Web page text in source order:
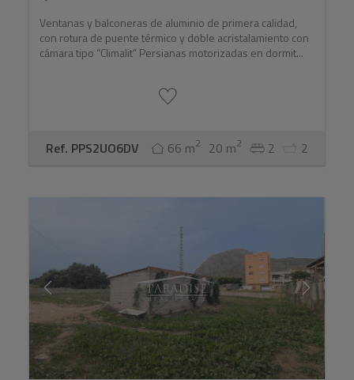
Ventanas y balconeras de aluminio de primera calidad,
con rotura de puente térmico y doble acristalamiento con
cámara tipo “Climalit” Persianas motorizadas en dormit...
Ref. PPS2UO6DV 66 m2 20 m2 2 2